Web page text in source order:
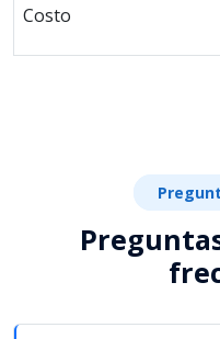
Costo